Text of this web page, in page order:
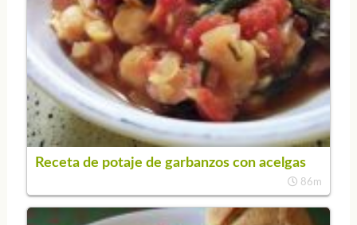
Receta de potaje de garbanzos con acelgas
86m